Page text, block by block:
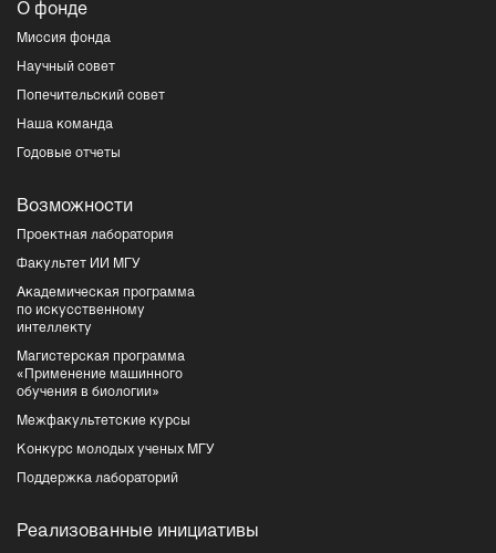
О фонде
Миссия фонда
Научный совет
Попечительский совет
Наша команда
Годовые отчеты
Возможности
Проектная лаборатория
Факультет ИИ МГУ
Академическая программа
по искусственному
интеллекту
Магистерская программа
«Применение машинного
обучения в биологии»
Межфакультетские курсы
Конкурс молодых ученых МГУ
Поддержка лабораторий
Реализованные инициативы